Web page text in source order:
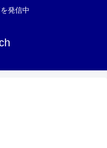
発信中